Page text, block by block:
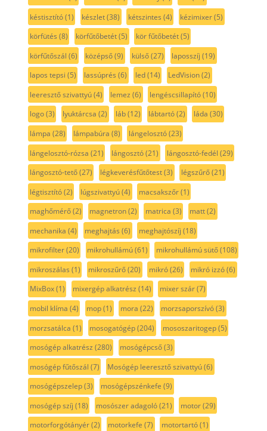
késtisztító(1) készlet(38) kétszintes (4) kézimixer(5)
körfütés (8) körfűtőbetét(5) kör fűtőbetét(5)
körfűtőszál (6) középső(9) külső(27) laposszíj (19)
lapos tepsi (5) lassúprés (6) led(14) LedVision(2)
leeresztő szivattyú(4) lemez (6) lengéscsillapító(10)
logo(3) lyuktárcsa (2) láb(12) lábtartó(2) láda (30)
lámpa (28) lámpabúra (8) lángelosztó(23)
lángelosztó-rózsa (21) lángosztó(21) lángosztó-fedél (29)
lángosztó-tető(27) légkeverésfűtőtest(3) légszűrő(21)
légtisztító(2) lúgszivattyú(4) macsakszőr(1)
maghőmérő(2) magnetron(2) matrica (3) matt(2)
mechanika (4) meghajtás (6) meghajtószíj (18)
mikrofilter(20) mikrohullámú(61) mikrohullámú sütő(108)
mikroszálas (1) mikroszűrő(20) mikró(26) mikró izzó(6)
MixBox(1) mixergép alkatrész (14) mixer szár(7)
mobil klíma (4) mop(1) mora (22) morzsaporszívó(3)
morzsatálca (1) mosogatógép(204) mososzaritogep(5)
mosógép alkatrész (280) mosógépcső(3)
mosógép fűtőszál (7) Mosógép leeresztő szivattyú(6)
mosógépszelep(3) mosógépszénkefe (9)
mosógép szíj (18) mosószer adagoló(21) motor(29)
motorforgótányér(2) motorkefe (7) motortartó(1)